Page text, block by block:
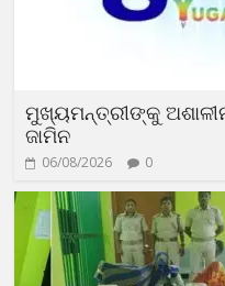
ମୁଖ୍ୟମନ୍ତ୍ରୀଙ୍କୁ
ଜାମିନ
06/08/2026 0